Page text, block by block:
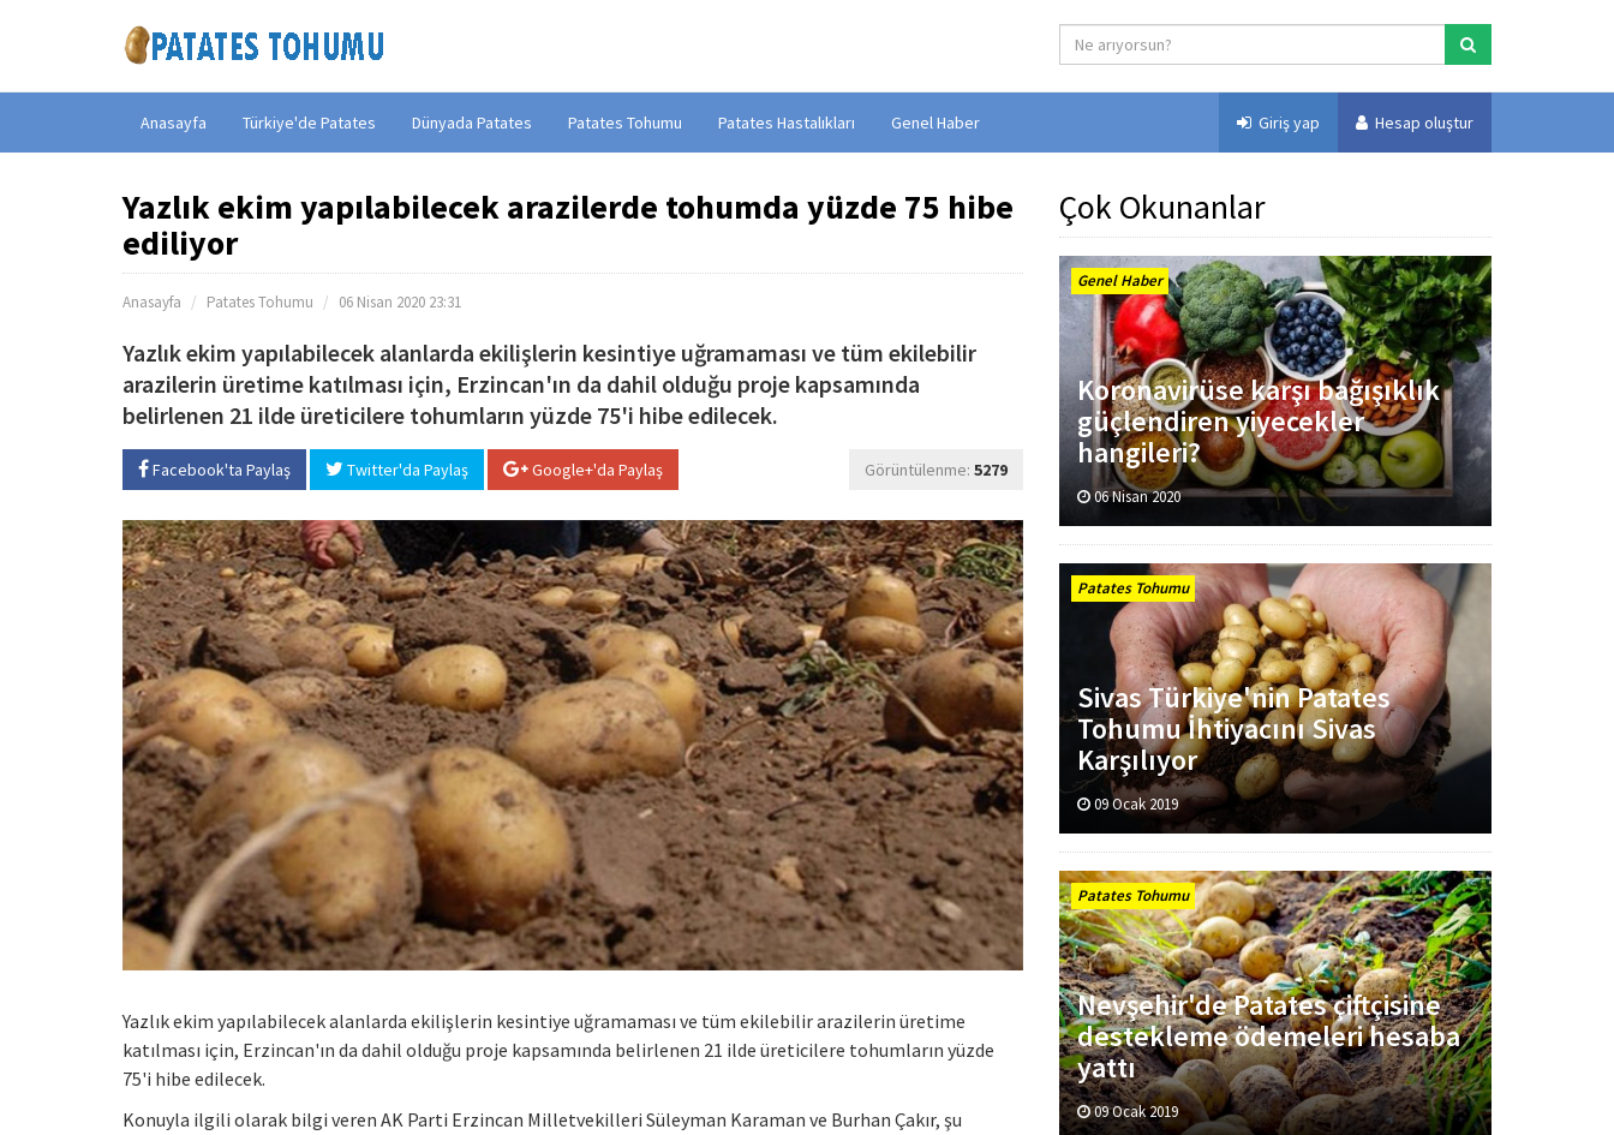
Anasayfa Türkiye'de Patates Dünyada Patates Patates Tohumu Patates Hastalıkları Genel Haber Giriş yap Hesap oluştur
Yazlık ekim yapılabilecek arazilerde tohumda yüzde 75 hibe
ediliyor
Anasayfa Patates Tohumu 06 Nisan 2020 23:31
Yazlık ekim yapılabilecek alanlarda ekilişlerin kesintiye uğramaması ve tüm ekilebilir
arazilerin üretime katılması için, Erzincan'ın da dahil olduğu proje kapsamında
belirlenen 21 ilde üreticilere tohumların yüzde 75'i hibe edilecek.
Facebook'ta Paylaş Twitter'da Paylaş Google+'da Paylaş Görüntülenme: 5279
Yazlık ekim yapılabilecek alanlarda ekilişlerin kesintiye uğramaması ve tüm ekilebilir arazilerin üretime
katılması için, Erzincan'ın da dahil olduğu proje kapsamında belirlenen 21 ilde üreticilere tohumların yüzde
75'i hibe edilecek.
Konuyla ilgili olarak bilgi veren AK Parti Erzincan Milletvekilleri Süleyman Karaman ve Burhan Çakır, şu
Çok Okunanlar
Genel Haber
Koronavirüse karşı bağışıklık
güçlendiren yiyecekler
hangileri?
06 Nisan 2020
Patates Tohumu
Sivas Türkiye'nin Patates
Tohumu İhtiyacını Sivas
Karşılıyor
09 Ocak 2019
Patates Tohumu
Nevşehir'de Patates çiftçisine
destekleme ödemeleri hesaba
yattı
09 Ocak 2019